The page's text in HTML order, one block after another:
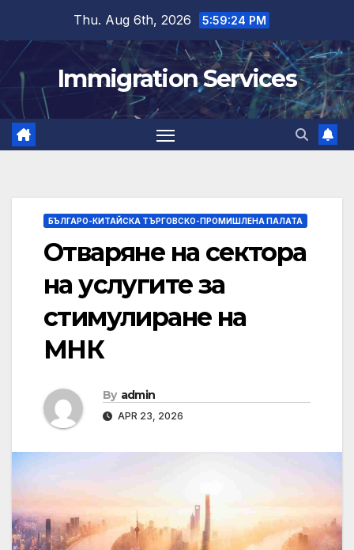
content
Thu. Aug 6th, 2026 5:59:25 PM
Immigration Services
БЪЛГАРО-КИТАЙСКА ТЪРГОВСКО-ПРОМИШЛЕНА ПАЛАТА
Отваряне на сектора
на услугите за
стимулиране на
МНК
By admin
APR 23, 2026